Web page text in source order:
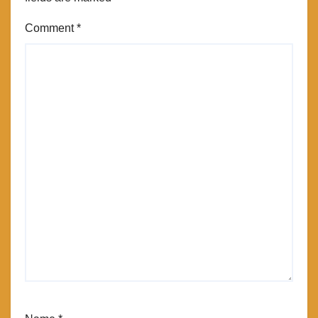
Comment*